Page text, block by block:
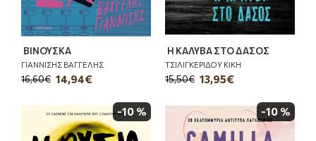
ΒΙΝΟΥΣΚΑ
ΓΙΑΝΝΙΣΗΣ ΒΑΓΓΕΛΗΣ
14,94€
16,60€
Η ΚΑΛΥΒΑ ΣΤΟ ΔΑΣΟΣ
ΤΣΙΛΙΓΚΕΡΙΔΟΥ ΚΙΚΗ
13,95€
15,50€
-10 % -10 %